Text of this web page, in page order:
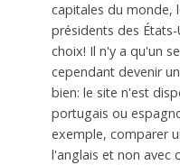
capitales du monde,
présidents des
choix! Il n'y a qu'un
cependant devenir
bien: le site n'est
portugais ou
exemple, comparer
l'anglais et non avec